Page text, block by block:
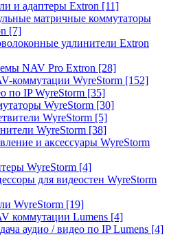
и адаптеры Extron [11]
матричные коммутаторы
[7]
удлинители Extron
NAV Pro Extron [28]
коммутации WyreStorm [152]
по IP WyreStorm [35]
WyreStorm [30]
WyreStorm [5]
WyreStorm [38]
и аксессуары WyreStorm
WyreStorm [4]
для видеостен WyreStorm
WyreStorm [19]
коммутации Lumens [4]
аудио / видео по IP Lumens [4]